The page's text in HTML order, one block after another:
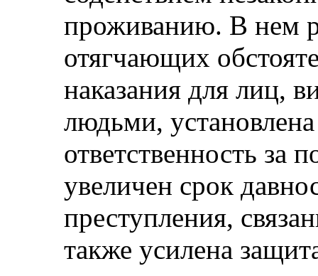
проживанию. В нем
отягчающих
наказания для лиц,
людьми,
ответственность за
увеличен срок
преступления,
также усилена